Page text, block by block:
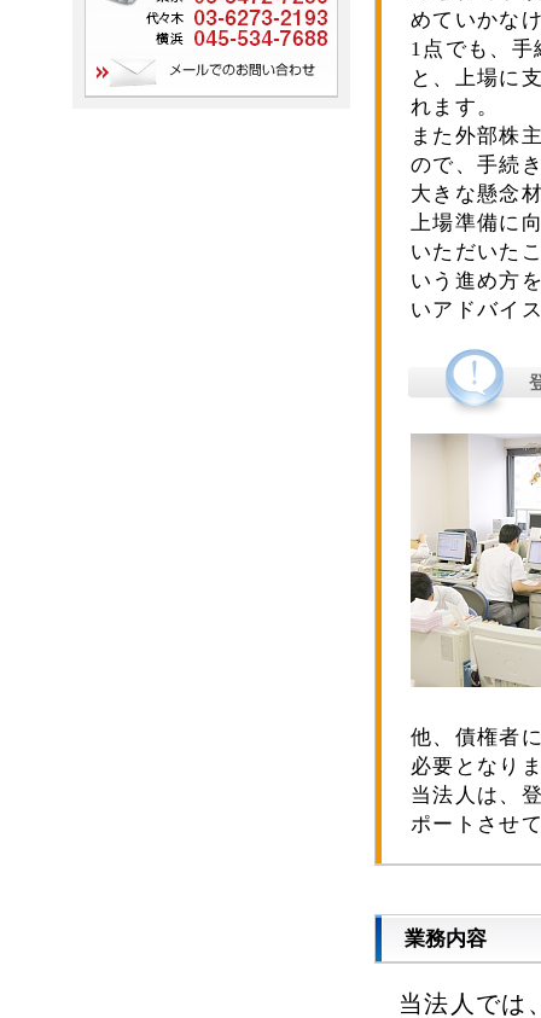
めていかな
1点でも、手
と、上場に
れます。
また外部株
ので、手続
大きな懸念
上場準備に
いただいた
いう進め方
いアドバイ
他、債権者
必要となり
当法人は、
ポートさせ
業務内容
当法人では